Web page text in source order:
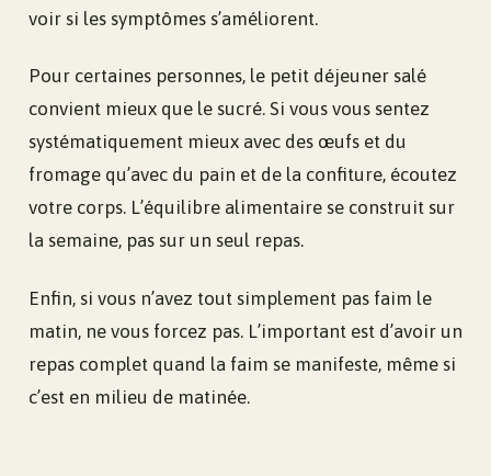
voir si les symptômes s’améliorent.
Pour certaines personnes, le petit déjeuner salé
convient mieux que le sucré. Si vous vous sentez
systématiquement mieux avec des œufs et du
fromage qu’avec du pain et de la confiture, écoutez
votre corps. L’équilibre alimentaire se construit sur
la semaine, pas sur un seul repas.
Enfin, si vous n’avez tout simplement pas faim le
matin, ne vous forcez pas. L’important est d’avoir un
repas complet quand la faim se manifeste, même si
c’est en milieu de matinée.